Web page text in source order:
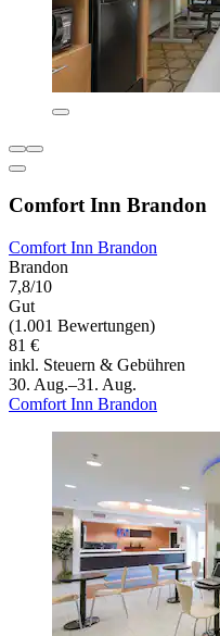
Comfort Inn Brandon
Comfort Inn Brandon
Brandon
7,8/10
Gut
(1.001 Bewertungen)
81 €
inkl. Steuern & Gebühren
30. Aug.–31. Aug.
Comfort Inn Brandon